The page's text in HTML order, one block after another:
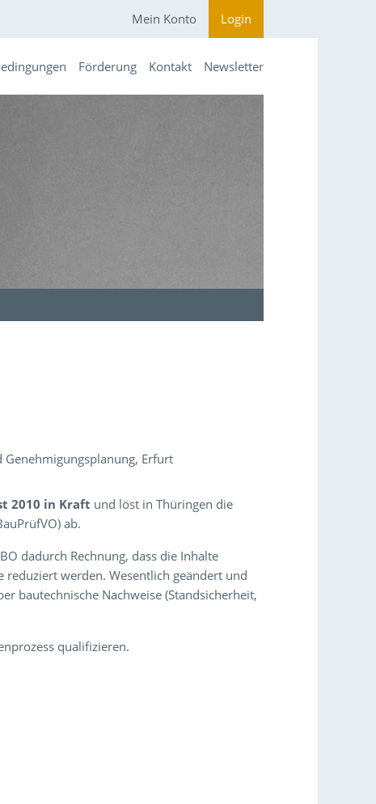
Mein Konto Login
Förderung Kontakt Newsletter
Erfurt
2010 in Kraft und löst in Thüringen die
ab.
dadurch Rechnung, dass die Inhalte
werden. Wesentlich geändert und
bautechnische Nachweise (Standsicherheit,
qualifizieren.